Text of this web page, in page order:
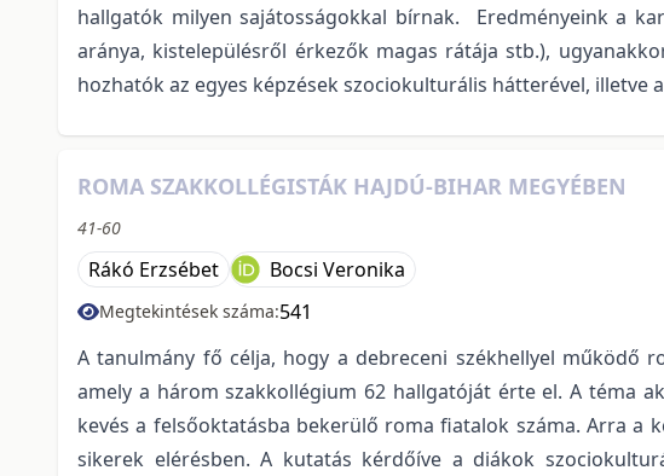
hallgatók milyen sajátosságokkal bírnak. Eredményeink a
aránya, kistelepülésről érkezők magas rátája stb.),
hozhatók az egyes képzések szociokulturális hátterével, illetve
ROMA SZAKKOLLÉGISTÁK HAJDÚ-BIHAR MEGYÉBEN
41-60
Rákó Erzsébet Bocsi Veronika
Megtekintések száma:541
A tanulmány fő célja, hogy a debreceni székhellyel működő
amely a három szakkollégium 62 hallgatóját érte el. A téma
kevés a felsőoktatásba bekerülő roma fiatalok száma. Arra a
sikerek elérésben. A kutatás kérdőíve a diákok